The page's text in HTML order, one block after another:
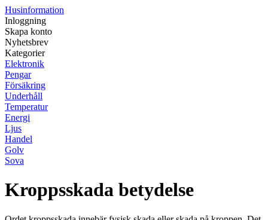
Husinformation
Inloggning
Skapa konto
Nyhetsbrev
Kategorier
Elektronik
Pengar
Försäkring
Underhåll
Temperatur
Energi
Ljus
Handel
Golv
Sova
Kroppsskada betydelse